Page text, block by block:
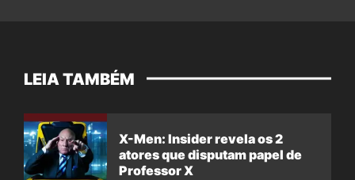
LEIA TAMBÉM
X-Men: Insider revela os 2
atores que disputam papel de
Professor X